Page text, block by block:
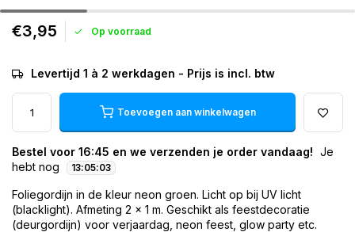
€3,95 Op voorraad
Levertijd 1 à 2 werkdagen - Prijs is incl. btw
Toevoegen aan winkelwagen
Bestel voor 16:45 en we verzenden je order vandaag! Je
hebt nog
13:05:02
Foliegordijn in de kleur neon groen. Licht op bij UV licht
(blacklight). Afmeting 2 x 1 m. Geschikt als feestdecoratie
(deurgordijn) voor verjaardag, neon feest, glow party etc.